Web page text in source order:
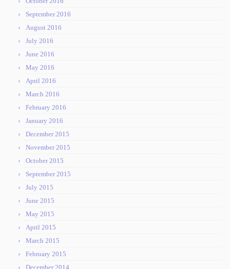
September 2016
August 2016
July 2016
June 2016
May 2016
April 2016
March 2016
February 2016
January 2016
December 2015
November 2015
October 2015
September 2015
July 2015
June 2015
May 2015
April 2015
March 2015
February 2015
December 2014